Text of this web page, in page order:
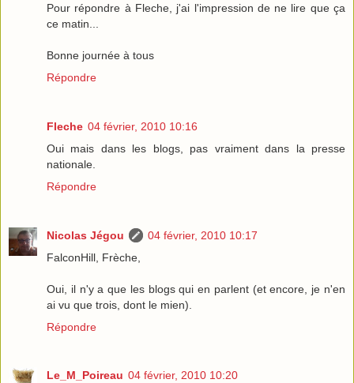
Pour répondre à Fleche, j'ai l'impression de ne lire que ça
ce matin...
Bonne journée à tous
Répondre
Fleche 04 février, 2010 10:16
Oui mais dans les blogs, pas vraiment dans la presse
nationale.
Répondre
Nicolas Jégou
04 février, 2010 10:17
FalconHill, Frèche,
Oui, il n'y a que les blogs qui en parlent (et encore, je n'en
ai vu que trois, dont le mien).
Répondre
Le_M_Poireau 04 février, 2010 10:20